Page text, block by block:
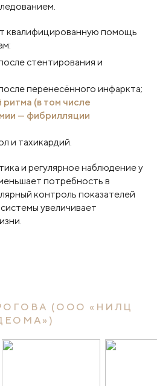
квалифицированную помощь
стентирования и
перенесённого инфаркта;
(в том числе
— фибрилляции
и тахикардий.
и регулярное наблюдение у
потребность в
контроль показателей
увеличивает
(ООО «НИЛЦ